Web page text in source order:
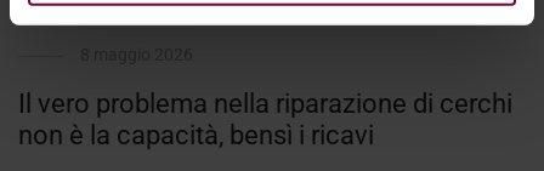
Il vero problema nella riparazione di cerchi
non è la capacità, bensì i ricavi